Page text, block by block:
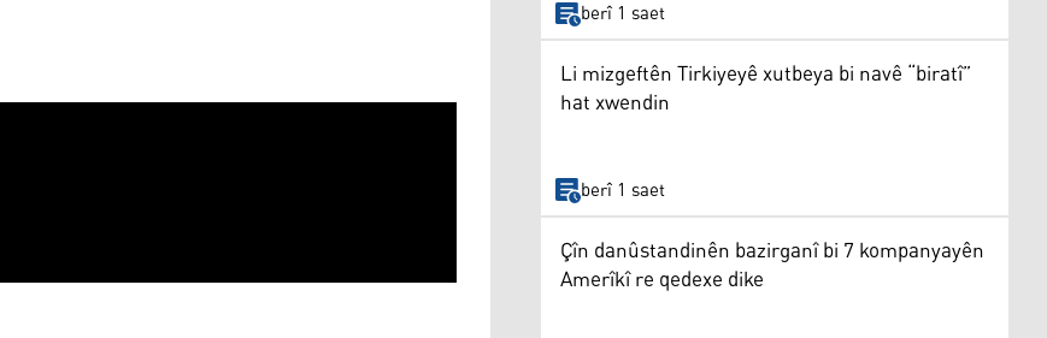
berî 1 saet
Li mizgeftên Tirkiyeyê xutbeya bi navê “biratî”
hat xwendin
berî 1 saet
Çîn danûstandinên bazirganî bi 7 kompanyayên
Amerîkî re qedexe dike